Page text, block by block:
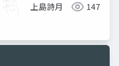
上島詩月 147